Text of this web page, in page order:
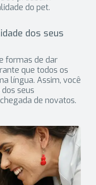
do pet.
dos seus
formas de dar
que todos os
língua. Assim, você
seus
de novatos.